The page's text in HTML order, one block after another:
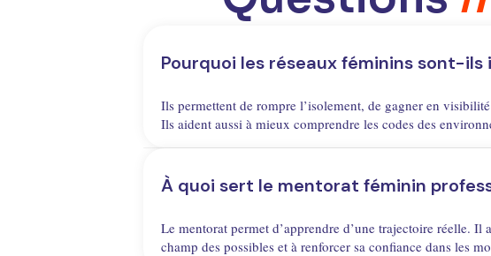
Pourquoi les réseaux féminins sont-
Ils permettent de rompre l’isolement, de gagner en
Ils aident aussi à mieux comprendre les codes des
À quoi sert le mentorat féminin
Le mentorat permet d’apprendre d’une trajectoire réelle. Il
champ des possibles et à renforcer sa confiance dans les